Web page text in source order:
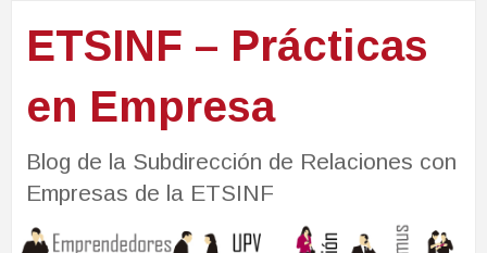
ETSINF – Prácticas
en Empresa
Blog de la Subdirección de Relaciones con
Empresas de la ETSINF